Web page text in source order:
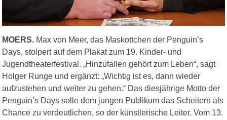
MOERS. Max von Meer, das Maskottchen der Penguin’s
Days, stolpert auf dem Plakat zum 19. Kinder- und
Jugendtheaterfestival. „Hinzufallen gehört zum Leben“, sagt
Holger Runge und ergänzt: „Wichtig ist es, dann wieder
aufzustehen und weiter zu gehen.“ Das diesjährige Motto der
Penguin’s Days solle dem jungen Publikum das Scheitern als
Chance zu verdeutlichen, so der künstlerische Leiter. Vom 13.